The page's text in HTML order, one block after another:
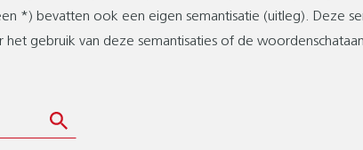
*) bevatten ook een eigen semantisatie (uitleg). Deze
gebruik van deze semantisaties of de